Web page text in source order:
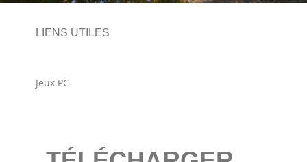
LIENS UTILES
Jeux PC